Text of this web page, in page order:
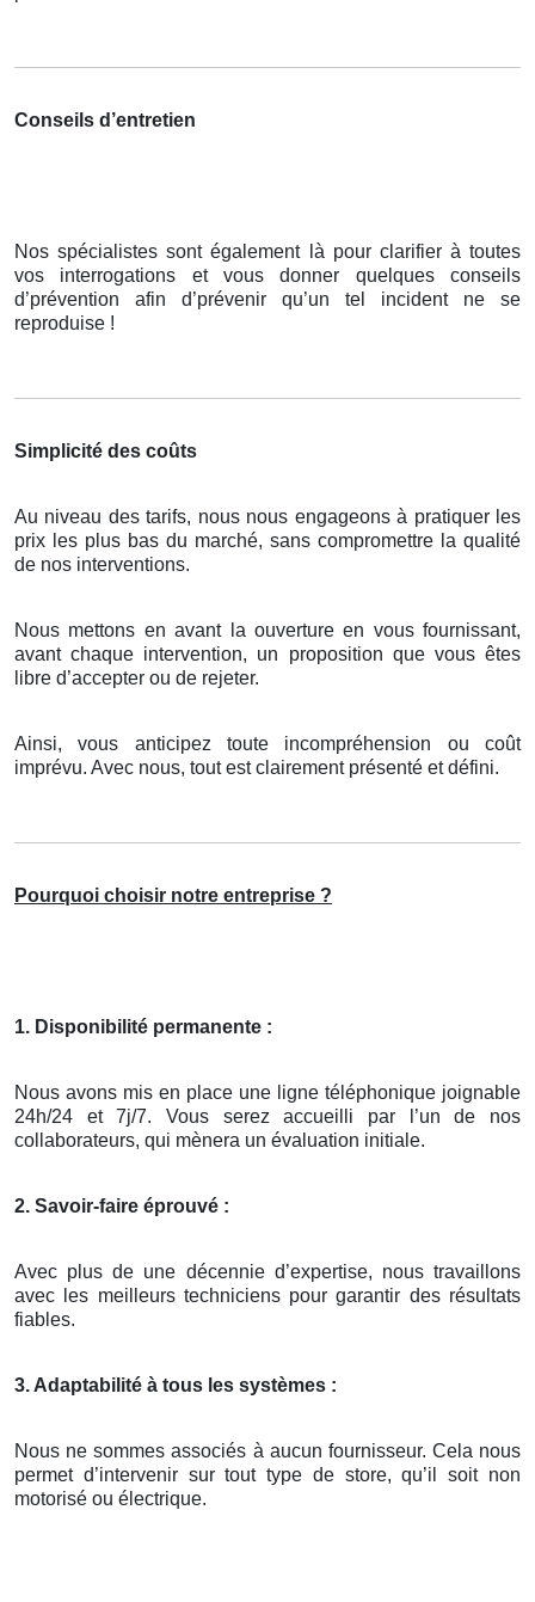
Conseils d’entretien
Nos spécialistes sont également là pour clarifier à toutes
vos interrogations et vous donner quelques conseils
d’prévention afin d’prévenir qu’un tel incident ne se
reproduise !
Simplicité des coûts
Au niveau des tarifs, nous nous engageons à pratiquer les
prix les plus bas du marché, sans compromettre la qualité
de nos interventions.
Nous mettons en avant la ouverture en vous fournissant,
avant chaque intervention, un proposition que vous êtes
libre d’accepter ou de rejeter.
Ainsi, vous anticipez toute incompréhension ou coût
imprévu. Avec nous, tout est clairement présenté et défini.
Pourquoi choisir notre entreprise ?
1. Disponibilité permanente :
Nous avons mis en place une ligne téléphonique joignable
24h/24 et 7j/7. Vous serez accueilli par l’un de nos
collaborateurs, qui mènera un évaluation initiale.
2. Savoir-faire éprouvé :
Avec plus de une décennie d’expertise, nous travaillons
avec les meilleurs techniciens pour garantir des résultats
fiables.
3. Adaptabilité à tous les systèmes :
Nous ne sommes associés à aucun fournisseur. Cela nous
permet d’intervenir sur tout type de store, qu’il soit non
motorisé ou électrique.